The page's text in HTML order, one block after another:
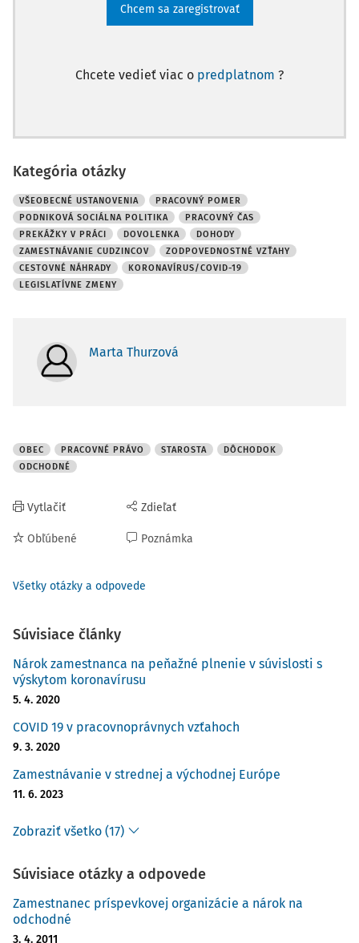
Chcem sa zaregistrovať
Chcete vedieť viac o predplatnom ?
Kategória otázky
VŠEOBECNÉ USTANOVENIA
PRACOVNÝ POMER
PODNIKOVÁ SOCIÁLNA POLITIKA
PRACOVNÝ ČAS
PREKÁŽKY V PRÁCI
DOVOLENKA
DOHODY
ZAMESTNÁVANIE CUDZINCOV
ZODPOVEDNOSTNÉ VZŤAHY
CESTOVNÉ NÁHRADY
KORONAVÍRUS/COVID-19
LEGISLATÍVNE ZMENY
Marta Thurzová
OBEC PRACOVNÉ PRÁVO STAROSTA
DÔCHODOK
ODCHODNÉ
Vytlačiť
Obľúbené
Zdieľať
Poznámka
Všetky otázky a odpovede
Súvisiace články
Nárok zamestnanca na peňažné plnenie v súvislosti s
výskytom koronavírusu
5. 4. 2020
COVID 19 v pracovnoprávnych vzťahoch
9. 3. 2020
Zamestnávanie v strednej a východnej Európe
11. 6. 2023
Zobraziť všetko (17)
Súvisiace otázky a odpovede
Zamestnanec príspevkovej organizácie a nárok na
odchodné
3. 4. 2011